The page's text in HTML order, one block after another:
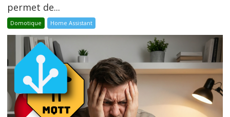
permet de...
Domotique Home Assistant